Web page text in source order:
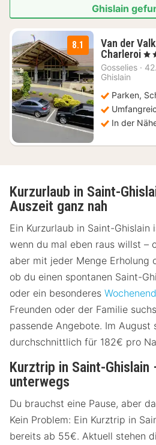
Ghislain
8.1
Van der
Charleroi1
€
, 4
Gosselies ·
Ghislain
Parken,
In der
Kurzurlaub in Saint-
Auszeit ganz nah
Ein Kurzurlaub in Saint-Ghislain
wenn du mal eben raus willst –
aber mit jeder Menge Erholung
ob du einen spontanen Saint-
oder ein besonderes
Freunden oder der Familie
passende Angebote. Im August
durchschnittlich für 182€ pro
Kurztrip in Saint-Ghislain
unterwegs
Du brauchst eine Pause, aber
Kein Problem: Ein Kurztrip in
bereits ab 55€. Aktuell stehen